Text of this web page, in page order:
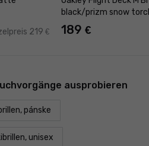
219 €
black/prizm snow
189 €
ausprobieren
pánske
unisex